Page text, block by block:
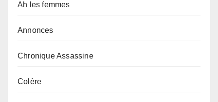
Ah les femmes
Annonces
Chronique Assassine
Colère